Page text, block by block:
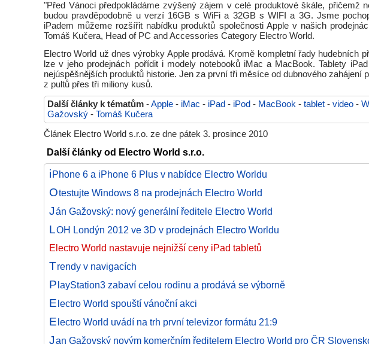
"Před Vánoci předpokládáme zvýšený zájem v celé produktové škále, přičemž
budou pravděpodobně u verzí 16GB s WiFi a 32GB s WIFI a 3G. Jsme
iPadem můžeme rozšířit nabídku produktů společnosti Apple v našich
Tomáš Kučera, Head of PC and Accessories Category Electro World.
Electro World už dnes výrobky Apple prodává. Kromě kompletní řady hudebních
lze v jeho prodejnách pořídit i modely notebooků iMac a MacBook. Tablety
nejúspěšnějších produktů historie. Jen za první tři měsíce od dubnového zahájení
z pultů přes tři miliony kusů.
Další články k tématům -Apple - iMac - iPad - iPod - MacBook - tablet - video -
Gažovský - Tomáš Kučera
Článek Electro World s.r.o. ze dne pátek 3. prosince 2010
Další články od Electro World s.r.o.
iPhone 6 a iPhone 6 Plus v nabídce Electro Worldu
Otestujte Windows 8 na prodejnách Electro World
Ján Gažovský: nový generální ředitele Electro World
LOH Londýn 2012 ve 3D v prodejnách Electro Worldu
Electro World nastavuje nejnižší ceny iPad tabletů
Trendy v navigacích
PlayStation3 zabaví celou rodinu a prodává se výborně
Electro World spouští vánoční akci
Electro World uvádí na trh první televizor formátu 21:9
Jan Gažovský novým komerčním ředitelem Electro World pro ČR